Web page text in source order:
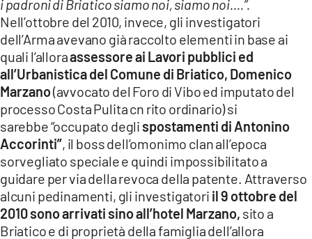
i padroni di Briatico siamo noi, siamo noi….”.
Nell’ottobre del 2010, invece, gli investigatori
dell’Arma avevano già raccolto elementi in base ai
quali l’alloraassessore ai Lavori pubblici ed
all’Urbanistica del Comune di Briatico, Domenico
Marzano(avvocato del Foro di Vibo ed imputato del
processo Costa Pulita cn rito ordinario) si
sarebbe “occupato degli spostamenti di Antonino
Accorinti”, il boss dell’omonimo clan all’epoca
sorvegliato speciale e quindi impossibilitato a
guidare per via della revoca della patente. Attraverso
alcuni pedinamenti, gli investigatori il 9 ottobre del
2010 sono arrivati sino all’hotel Marzano, sito a
Briatico e di proprietà della famiglia dell’allora